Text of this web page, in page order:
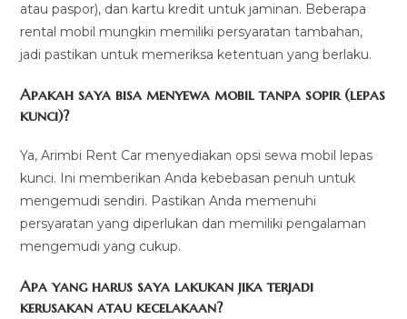
atau paspor), dan kartu kredit untuk jaminan. Beberapa
rental mobil mungkin memiliki persyaratan tambahan,
jadi pastikan untuk memeriksa ketentuan yang berlaku.
Apakah saya bisa menyewa mobil tanpa sopir (lepas
kunci)?
Ya, Arimbi Rent Car menyediakan opsi sewa mobil lepas
kunci. Ini memberikan Anda kebebasan penuh untuk
mengemudi sendiri. Pastikan Anda memenuhi
persyaratan yang diperlukan dan memiliki pengalaman
mengemudi yang cukup.
Apa yang harus saya lakukan jika terjadi
kerusakan atau kecelakaan?